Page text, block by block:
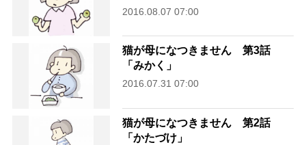
2016.08.07 07:00
猫が母になつきません 第3話
「みかく」
2016.07.31 07:00
猫が母になつきません 第2話
「かたづけ」